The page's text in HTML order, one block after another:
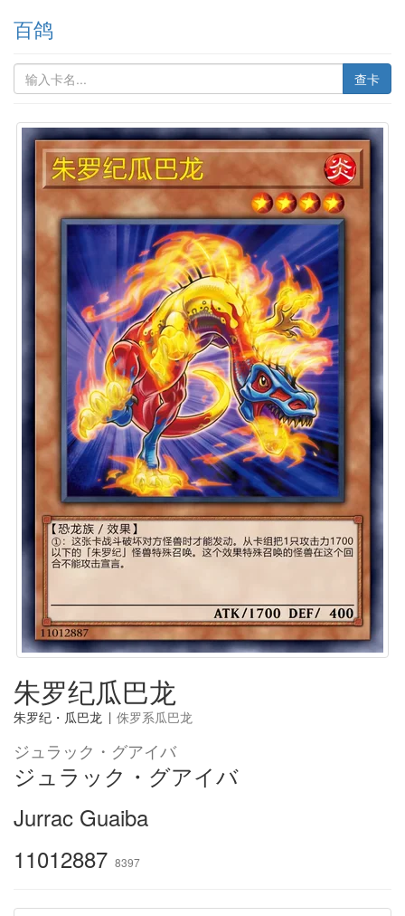
百鸽
查卡
朱罗纪瓜巴龙
朱罗纪・瓜巴龙 | 侏罗系瓜巴龙
ジュラック・グアイバ
ジュラック・グアイバ
Jurrac Guaiba
11012887 8397